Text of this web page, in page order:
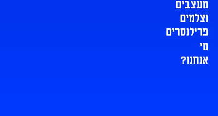
מעצבים
וצלמים
פרילנסרים
מי
אנחנו?